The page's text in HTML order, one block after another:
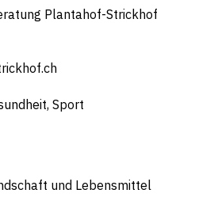
Plantahof-Strickhof
Sport
und Lebensmittel